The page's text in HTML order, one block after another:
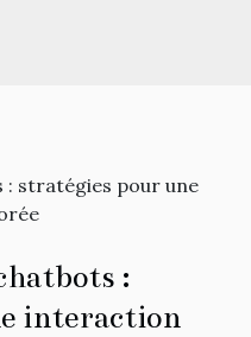
stratégies pour une
:
interaction